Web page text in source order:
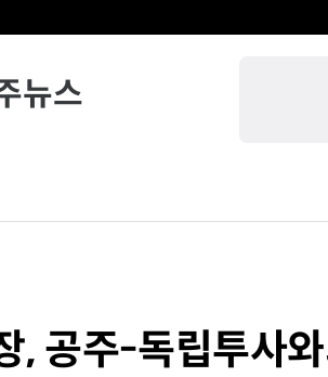
뉴스
, 공주-독립투사와